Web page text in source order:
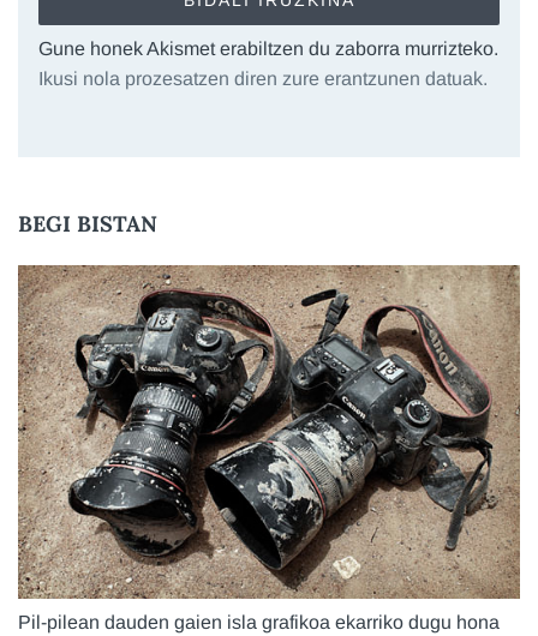
Gune honek Akismet erabiltzen du zaborra murrizteko.
Ikusi nola prozesatzen diren zure erantzunen datuak.
BEGI BISTAN
Pil-pilean dauden gaien isla grafikoa ekarriko dugu hona